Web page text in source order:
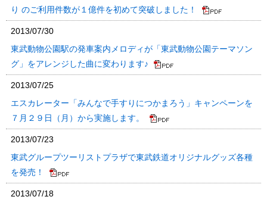
り のご利用件数が１億件を初めて突破しました！
2013/07/30
東武動物公園駅の発車案内メロディが「東武動物公園テーマソン
グ」をアレンジした曲に変わります♪
2013/07/25
エスカレーター「みんなで手すりにつかまろう」キャンペーンを
７月２９日（月）から実施します。
2013/07/23
東武グループツーリストプラザで東武鉄道オリジナルグッズ各種
を発売！
2013/07/18